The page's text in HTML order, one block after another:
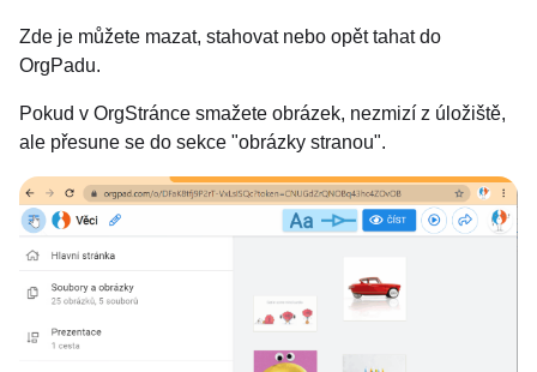
Zde je můžete mazat, stahovat nebo opět tahat do
OrgPadu.
Pokud v OrgStránce smažete obrázek, nezmizí z úložiště,
ale přesune se do sekce "obrázky stranou".